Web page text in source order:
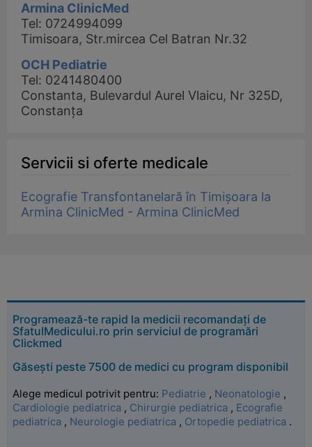
Armina ClinicMed
Tel: 0724994099
Timisoara, Str.mircea Cel Batran Nr.32
OCH Pediatrie
Tel: 0241480400
Constanta, Bulevardul Aurel Vlaicu, Nr 325D,
Constanța
Servicii si oferte medicale
Ecografie Transfontanelară în Timișoara la
Armina ClinicMed - Armina ClinicMed
Programează-te rapid la medicii recomandați de
SfatulMedicului.ro prin serviciul de programări
Clickmed
Găsești peste 7500 de medici cu program disponibil
Alege medicul potrivit pentru: Pediatrie , Neonatologie ,
Cardiologie pediatrica , Chirurgie pediatrica , Ecografie
pediatrica , Neurologie pediatrica , Ortopedie pediatrica .